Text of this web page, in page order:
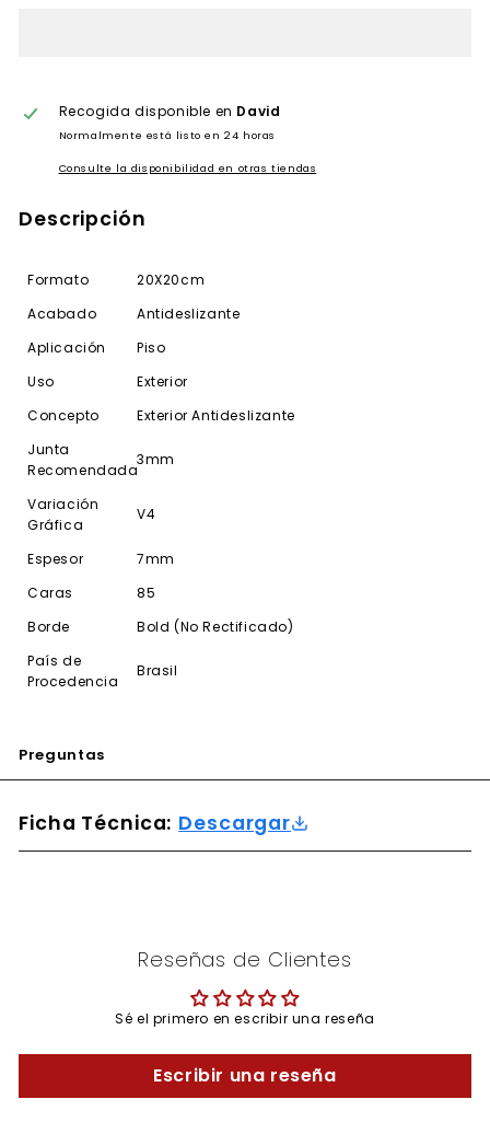
Recogida disponible en David
Normalmente está listo en 24 horas
Consulte la disponibilidad en otras tiendas
Descripción
Formato
20X20cm
Acabado
Antideslizante
Aplicación
Piso
Uso
Exterior
Concepto
Exterior Antideslizante
Junta
Recomendada
3mm
Variación
Gráfica
V4
Espesor
7mm
Caras
85
Borde
Bold (No Rectificado)
País de
Procedencia
Brasil
Preguntas
Ficha Técnica: Descargar
Reseñas de Clientes
Sé el primero en escribir una reseña
Escribir una reseña